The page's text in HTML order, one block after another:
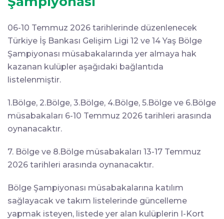
06-10 Temmuz 2026 tarihlerinde düzenlenecek
Türkiye İş Bankası Gelişim Ligi 12 ve 14 Yaş Bölge
Şampiyonası müsabakalarında yer almaya hak
kazanan kulüpler aşağıdaki bağlantıda
listelenmiştir.
1.Bölge, 2.Bölge, 3.Bölge, 4.Bölge, 5.Bölge ve 6.Bölge
müsabakaları 6-10 Temmuz 2026 tarihleri arasında
oynanacaktır.
7. Bölge ve 8.Bölge müsabakaları 13-17 Temmuz
2026 tarihleri arasında oynanacaktır.
Bölge Şampiyonası müsabakalarına katılım
sağlayacak ve takım listelerinde güncelleme
yapmak isteyen, listede yer alan kulüplerin I-Kort